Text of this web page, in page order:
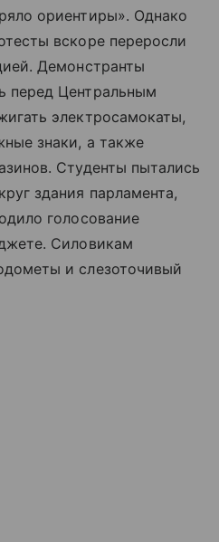
ориентиры». Однако
вскоре переросли
Демонстранты
перед Центральным
электросамокаты,
знаки, а также
Студенты пытались
здания парламента,
голосование
Силовикам
и слезоточивый